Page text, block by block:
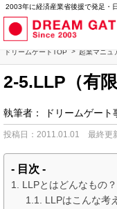
2003年に経済産業省後援で発足・
ドリームゲートTOP 起業マニュ
2-5.LLP（有
執筆者： ドリームゲート
投稿日：2011.01.01 最終更
- 目次 -
LLPとはどんなもの？
LLPはこんな考